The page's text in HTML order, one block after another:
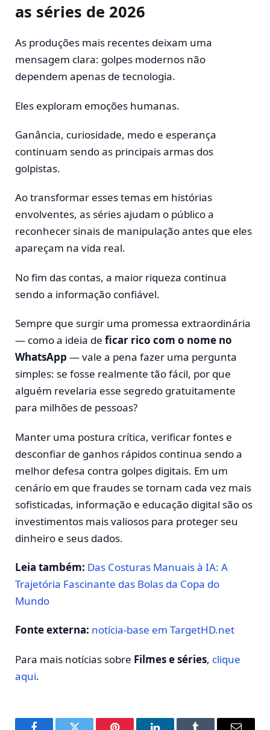
as séries de 2026
As produções mais recentes deixam uma
mensagem clara: golpes modernos não
dependem apenas de tecnologia.
Eles exploram emoções humanas.
Ganância, curiosidade, medo e esperança
continuam sendo as principais armas dos
golpistas.
Ao transformar esses temas em histórias
envolventes, as séries ajudam o público a
reconhecer sinais de manipulação antes que eles
apareçam na vida real.
No fim das contas, a maior riqueza continua
sendo a informação confiável.
Sempre que surgir uma promessa extraordinária
— como a ideia de ficar rico com o nome no
WhatsApp — vale a pena fazer uma pergunta
simples: se fosse realmente tão fácil, por que
alguém revelaria esse segredo gratuitamente
para milhões de pessoas?
Manter uma postura crítica, verificar fontes e
desconfiar de ganhos rápidos continua sendo a
melhor defesa contra golpes digitais. Em um
cenário em que fraudes se tornam cada vez mais
sofisticadas, informação e educação digital são os
investimentos mais valiosos para proteger seu
dinheiro e seus dados.
Leia também: Das Costuras Manuais à IA: A
Trajetória Fascinante das Bolas da Copa do
Mundo
Fonte externa: notícia-base em TargetHD.net
Para mais notícias sobre Filmes e séries, clique
aqui.